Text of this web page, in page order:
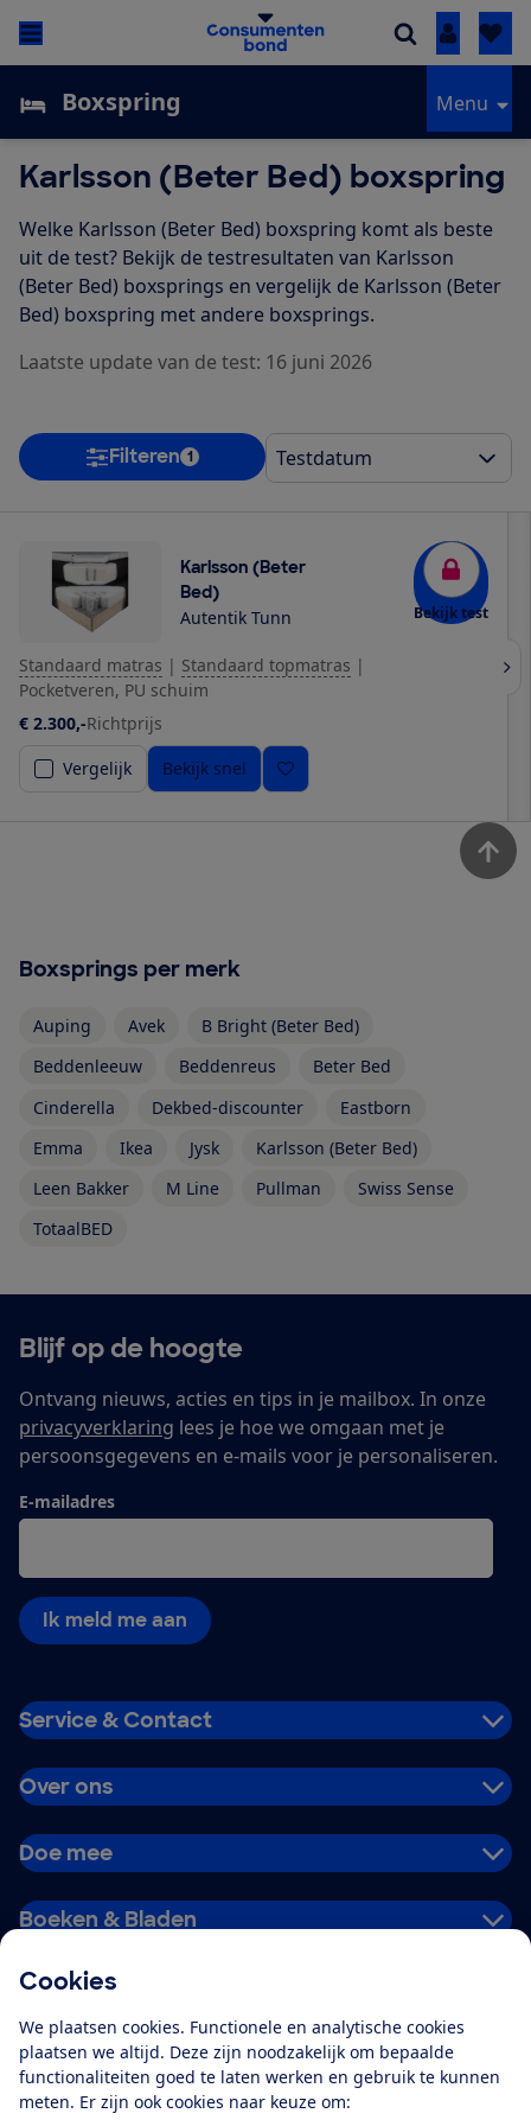
Cookies
We plaatsen cookies. Functionele en analytische cookies
plaatsen we altijd. Deze zijn noodzakelijk om bepaalde
functionaliteiten goed te laten werken en gebruik te kunnen
meten. Er zijn ook cookies naar keuze om:
Inloggen
Boxspring Menu
Karlsson (Beter Bed) boxspring
Welke Karlsson (Beter Bed) boxspring komt als beste
uit de test? Bekijk de testresultaten van Karlsson
(Beter Bed) boxsprings en vergelijk de Karlsson (Beter
Bed) boxspring met andere boxsprings.
Laatste update van de test: 16 juni 2026
Filteren 1
Karlsson (Beter
Bed)
Autentik Tunn Bekijk test
Standaard matras | Standaard topmatras |
Pocketveren, PU schuim
€ 2.300,-Richtprijs
Vergelijk
Bekijk snel
Boxsprings per merk
Auping Avek
B Bright (Beter Bed)
Beddenleeuw
Beddenreus
Beter Bed
Cinderella
Dekbed-discounter
Eastborn
Emma
Ikea Jysk
Karlsson (Beter Bed)
Leen Bakker
M Line Pullman
Swiss Sense
TotaalBED
Blijf op de hoogte
Ontvang nieuws, acties en tips in je mailbox. In onze
privacyverklaring lees je hoe we omgaan met je
persoonsgegevens en e-mails voor je personaliseren.
E-mailadres
Ik meld me aan
Service & Contact
Over ons
Doe mee
Boeken & Bladen
Alles over de